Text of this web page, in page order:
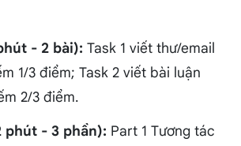
- 2 bài): Task 1 viết thư/email
1/3 điểm; Task 2 viết bài luận
2/3 điểm.
phút - 3 phần): Part 1 Tương tác